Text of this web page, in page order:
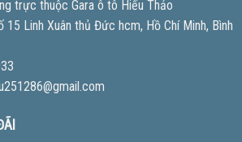
trực thuộc Gara ô tô Hiếu Thảo
Linh Xuân thủ Đức hcm, Hồ Chí Minh, Bình